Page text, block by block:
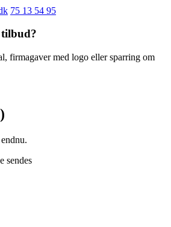
75 13 54 95
firmagaver med logo eller sparring om
sendes